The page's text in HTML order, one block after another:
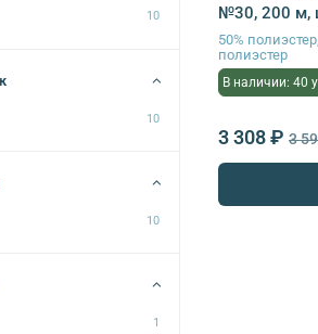
№30, 200 м,
50%
полиэстер
В наличии: 40
3 308 ₽ 3
10
10
10
1